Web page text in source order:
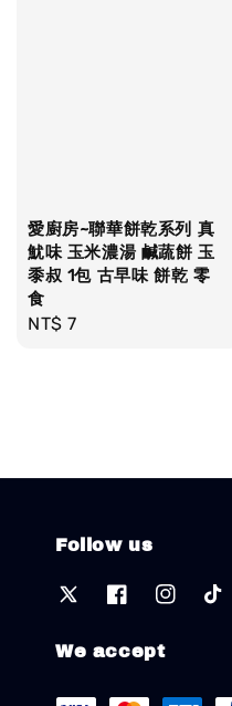
愛廚房~聯華餅乾系列 真
魷味 玉米濃湯 鹹蔬餅 玉
黍叔 1包 古早味 餅乾 零
食
Regular
NT$ 7
Follow us
We accept